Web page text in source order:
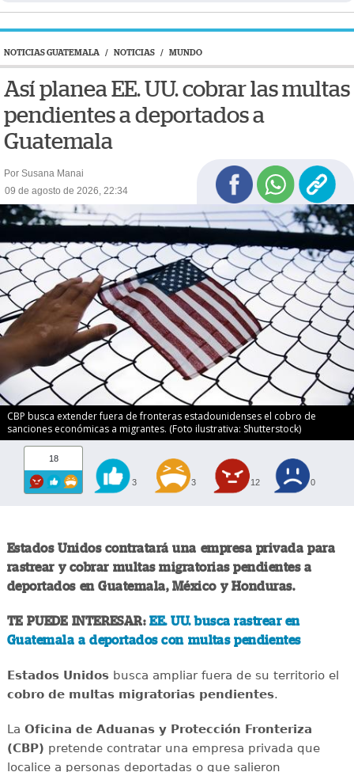
NOTICIAS GUATEMALA / NOTICIAS / MUNDO
Así planea EE. UU. cobrar las multas
pendientes a deportados a
Guatemala
Por Susana Manai
09 de agosto de 2026, 22:34
CBP busca extender fuera de fronteras estadounidenses el cobro de
sanciones económicas a migrantes. (Foto ilustrativa: Shutterstock)
18
3 3 12 0
Estados Unidos contratará una empresa privada para
rastrear y cobrar multas migratorias pendientes a
deportados en Guatemala, México y Honduras.
TE PUEDE INTERESAR:EE. UU. busca rastrear en
Guatemala a deportados con multas pendientes
Estados Unidosbusca ampliar fuera de su territorio el
cobro de multas migratorias pendientes.
La Oficina de Aduanas y Protección Fronteriza
(CBP) pretende contratar una empresa privada que
localice a personas deportadas o que salieron